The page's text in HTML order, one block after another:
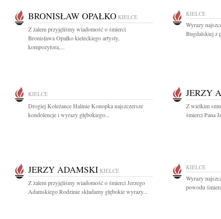
BRONISŁAW OPAŁKO KIELCE
Z żalem przyjęliśmy wiadomość o śmierci
Bronisława Opałko kieleckiego artysty,
kompozytora,...
KIELCE
Wyrazy
Bugdalskiej z
KIELCE
Drogiej Koleżance Halinie Konopka najszczersze
kondolencje i wyrazy głębokiego...
JERZY
Z wielkim
śmierci Pana
JERZY ADAMSKI KIELCE
Z żalem przyjęliśmy wiadomość o śmierci Jerzego
Adamskiego Rodzinie składamy głębokie wyrazy...
KIELCE
Wyrazy
powodu